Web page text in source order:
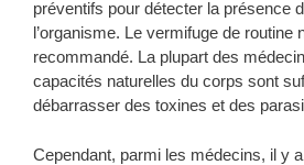
préventifs pour détecter la présence
l’organisme. Le vermifuge de routine
recommandé. La plupart des
capacités naturelles du corps sont
débarrasser des toxines et des
Cependant, parmi les médecins, il y